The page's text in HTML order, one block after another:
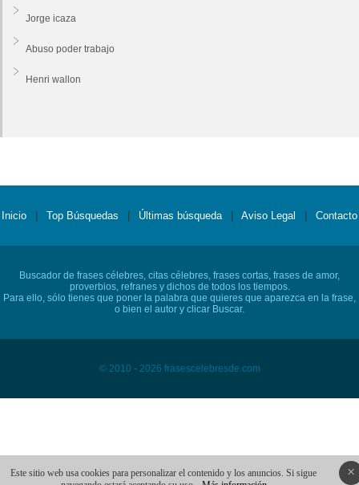
Jorge icaza
Abuso poder trabajo
Henri wallon
Inicio Top Búsquedas Últimas búsqueda Aviso Legal Contacto
Buscador de frases célebres, citas célebres, frases cortas, frases de amor,
proverbios, refranes y dichos de todos los tiempos.
Para ello, sólo tienes que poner la palabra que quieres que aparezca en la frase,
o bien el autor y clicar Buscar.
© 2010 - 2026 frasescelebresde.com
×
Este sitio web usa cookies para personalizar el contenido y los anuncios. Si sigue